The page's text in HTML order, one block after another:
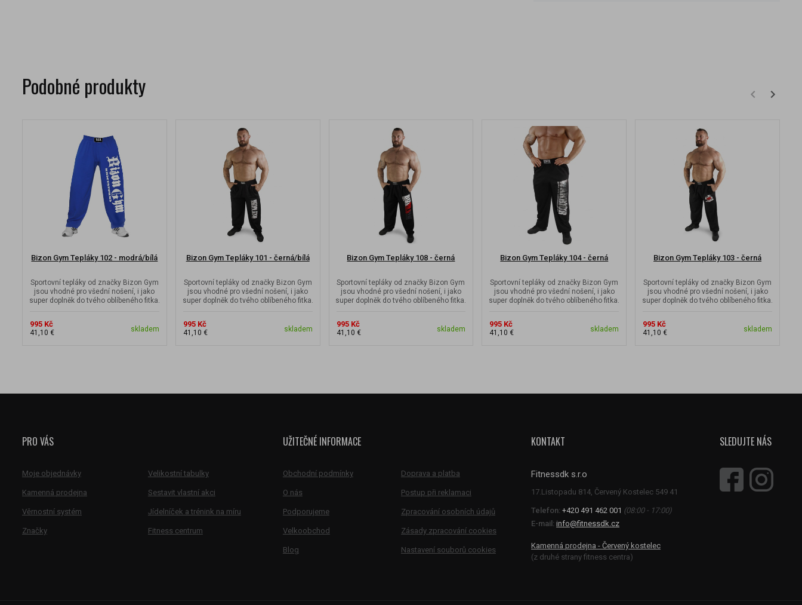
Podobné produkty
Bizon Gym Tepláky 102 - modrá/bílá
Sportovní tepláky od značky Bizon Gym
jsou vhodné pro všední nošení, i jako
super doplněk do tvého oblíbeného fitka.
995 Kč
41,10 € skladem
Bizon Gym Tepláky 101 - černá/bílá
Sportovní tepláky od značky Bizon Gym
jsou vhodné pro všední nošení, i jako
super doplněk do tvého oblíbeného fitka.
995 Kč
41,10 € skladem
Bizon Gym Tepláky 108 - černá
Sportovní tepláky od značky Bizon Gym
jsou vhodné pro všední nošení, i jako
super doplněk do tvého oblíbeného fitka.
995 Kč
41,10 € skladem
Bizon Gym Tepláky 104 - černá
Sportovní tepláky od značky Bizon Gym
jsou vhodné pro všední nošení, i jako
super doplněk do tvého oblíbeného fitka.
995 Kč
41,10 € skladem
Bizon Gym Tepláky 103 - černá
Sportovní tepláky od značky Bizon Gym
jsou vhodné pro všední nošení, i jako
super doplněk do tvého oblíbeného fitka.
995 Kč
41,10 € skladem
PRO VÁS
Moje objednávky Velikostní tabulky
Kamenná prodejna Sestavit vlastní akci
Věrnostní systém Jídelníček a trénink na míru
Značky Fitness centrum
UŽITEČNÉ INFORMACE
Obchodní podmínky Doprava a platba
O nás Postup při reklamaci
Podporujeme Zpracování osobních údajů
Velkoobchod Zásady zpracování cookies
Blog Nastavení souborů cookies
KONTAKT
Fitnessdk s.r.o
Telefon: +420 491 462 001 (08:00 - 17:00)
E-mail: info@fitnessdk.cz
Kamenná prodejna - Červený kostelec
(z druhé strany fitness centra)
SLEDUJTE NÁS